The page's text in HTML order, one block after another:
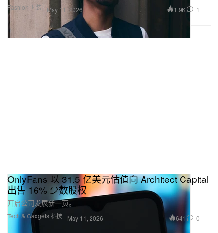
Fashion 时装 May 11, 2026 1.9K 1
Tech & Gadgets 科技
OnlyFans 以 31.5 亿美元估值向 Architect Capital
出售 16% 少数股权
开启公司发展新一页。
May 11, 2026 641 0